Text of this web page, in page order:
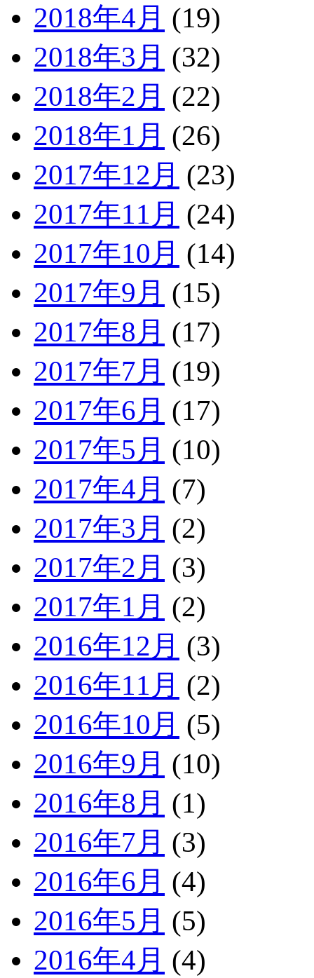
2018年4月 (19)
2018年3月 (32)
2018年2月 (22)
2018年1月 (26)
2017年12月 (23)
2017年11月 (24)
2017年10月 (14)
2017年9月 (15)
2017年8月 (17)
2017年7月 (19)
2017年6月 (17)
2017年5月 (10)
2017年4月 (7)
2017年3月 (2)
2017年2月 (3)
2017年1月 (2)
2016年12月 (3)
2016年11月 (2)
2016年10月 (5)
2016年9月 (10)
2016年8月 (1)
2016年7月 (3)
2016年6月 (4)
2016年5月 (5)
2016年4月 (4)